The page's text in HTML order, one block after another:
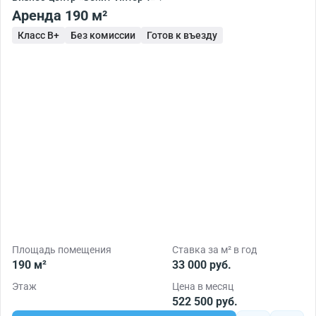
Москвы.
Аренда 190 м²
Класс B+ Без комиссии Готов к въезду
Площадь помещения
190 м²
Ставка за м² в год
33 000 руб.
Этаж Цена в месяц
522 500 руб.